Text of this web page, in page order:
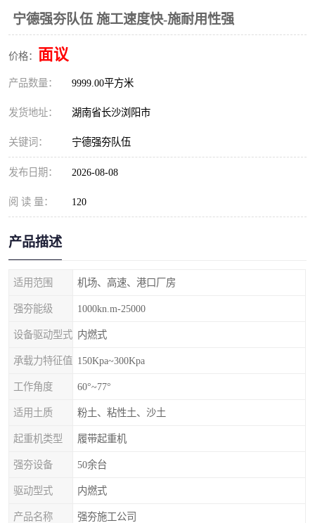
宁德强夯队伍 施工速度快-施耐用性强
价格： 面议
产品数量： 9999.00平方米
发货地址： 湖南省长沙浏阳市
关键词： 宁德强夯队伍
发布日期： 2026-08-08
阅 读 量： 120
产品描述
适用范围 机场、高速、港口厂房
强夯能级 1000kn.m-25000
设备驱动型式 内燃式
承载力特征值 150Kpa~300Kpa
工作角度 60°~77°
适用土质 粉土、粘性土、沙土
起重机类型 履带起重机
强夯设备 50余台
驱动型式 内燃式
产品名称 强夯施工公司